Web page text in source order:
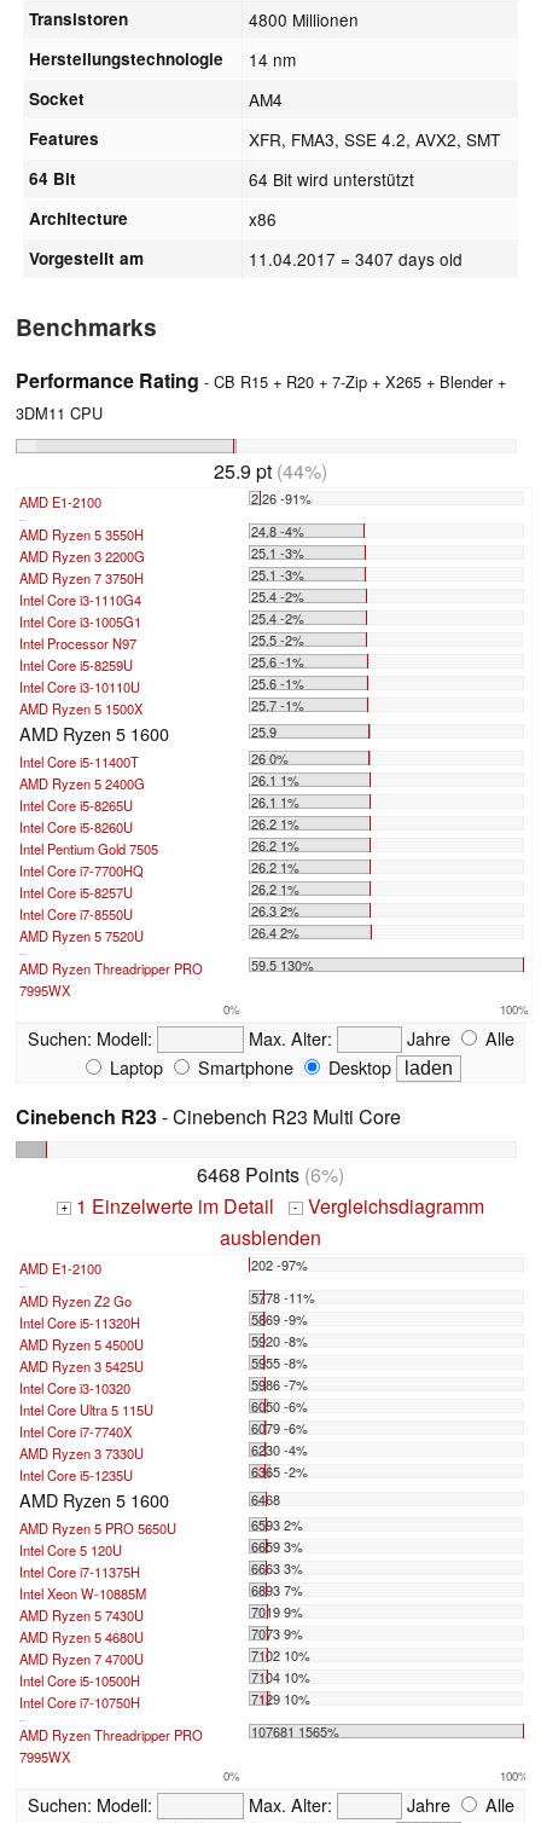
Transistoren 4800 Millionen
Herstellungstechnologie 14 nm
Socket AM4
Features XFR, FMA3, SSE 4.2, AVX2, SMT
64 Bit 64 Bit wird unterstützt
Architecture x86
Vorgestellt am 11.04.2017 = 3407 days old
Benchmarks
Performance Rating - CB R15 + R20 + 7-Zip + X265 + Blender +
3DM11 CPU
25.9 pt (44%)
AMD E1-2100 2.26 -91%
AMD Ryzen 5 3550H
24.8 -4%
AMD Ryzen 3 2200G
25.1 -3%
AMD Ryzen 7 3750H
25.1 -3%
Intel Core i3-1110G4
25.4 -2%
Intel Core i3-1005G1
25.4 -2%
Intel Processor N97
25.5 -2%
Intel Core i5-8259U
25.6 -1%
Intel Core i3-10110U
25.6 -1%
AMD Ryzen 5 1500X
25.7 -1%
AMD Ryzen 5 1600
25.9
Intel Core i5-11400T
26 0%
AMD Ryzen 5 2400G
26.1 1%
Intel Core i5-8265U
26.1 1%
Intel Core i5-8260U
26.2 1%
Intel Pentium Gold 7505
26.2 1%
Intel Core i7-7700HQ
26.2 1%
Intel Core i5-8257U
26.2 1%
Intel Core i7-8550U
26.3 2%
AMD Ryzen 5 7520U
26.4 2%
AMD Ryzen Threadripper PRO
7995WX
59.5 130%
0% 100%
Suchen: Modell: Max. Alter: Jahre
Alle
Laptop
Smartphone Desktop
Cinebench R23- Cinebench R23 Multi Core
6468 Points (6%)
+ 1 Einzelwerte im Detail - Vergleichsdiagramm
ausblenden
AMD E1-2100 202 -97%
...
AMD Ryzen Z2 Go
5778 -11%
Intel Core i5-11320H
5869 -9%
AMD Ryzen 5 4500U
5920 -8%
AMD Ryzen 3 5425U
5955 -8%
Intel Core i3-10320
5986 -7%
Intel Core Ultra 5 115U
6050 -6%
Intel Core i7-7740X
6079 -6%
AMD Ryzen 3 7330U
6230 -4%
Intel Core i5-1235U
6365 -2%
AMD Ryzen 5 1600
6468
AMD Ryzen 5 PRO 5650U
6593 2%
Intel Core 5 120U
6659 3%
Intel Core i7-11375H
6663 3%
Intel Xeon W-10885M
6893 7%
AMD Ryzen 5 7430U
7019 9%
AMD Ryzen 5 4680U
7073 9%
AMD Ryzen 7 4700U
7102 10%
Intel Core i5-10500H
7104 10%
Intel Core i7-10750H
7129 10%
...
AMD Ryzen Threadripper PRO
7995WX
107681 1565%
0% 100%
Suchen: Modell: Max. Alter: Jahre
Alle